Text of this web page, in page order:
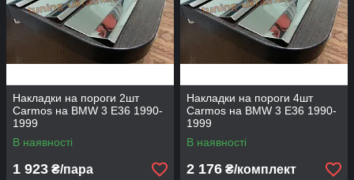
Накладки на пороги 2шт
Carmos на BMW 3 E36 1990-
1999
В наявності
1 923 ₴/пара
Накладки на пороги 4шт
Carmos на BMW 3 E36 1990-
1999
В наявності
2 176 ₴/комплект